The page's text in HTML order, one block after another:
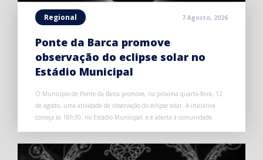
Regional 7 Agosto, 2026
Ponte da Barca promove
observação do eclipse solar no
Estádio Municipal
O Município de Ponte da Barca promove, na próxima quarta-feira, 12
de agosto, uma atividade de observação do eclipse solar. A iniciativa
começa às 18h30, no Estádio Municipal, e é aberta à comunidade.